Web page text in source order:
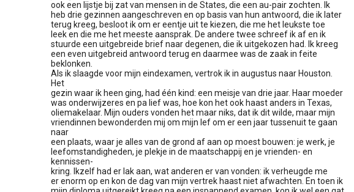
ook een lijstje bij zat van mensen in de States, die een au-pair zochten. Ik
heb drie gezinnen aangeschreven en op basis van hun antwoord, die ik later
terug kreeg, besloot ik om er eentje uit te kiezen, die me het leukste toe
leek en die me het meeste aansprak. De andere twee schreef ik af en ik
stuurde een uitgebreide brief naar degenen, die ik uitgekozen had. Ik kreeg
een even uitgebreid antwoord terug en daarmee was de zaak in feite
beklonken.
Als ik slaagde voor mijn eindexamen, vertrok ik in augustus naar Houston.
Het
gezin waar ik heen ging, had één kind: een meisje van drie jaar. Haar moeder
was onderwijzeres en pa lief was, hoe kon het ook haast anders in Texas,
oliemakelaar. Mijn ouders vonden het maar niks, dat ik dit wilde, maar mijn
vriendinnen bewonderden mij om mijn lef om er een jaar tussenuit te gaan
naar
een plaats, waar je alles van de grond af aan op moest bouwen: je werk, je
leefomstandigheden, je plekje in de maatschappij en je vrienden- en
kennissen-
kring. Ikzelf had er lak aan, wat anderen er van vonden: ik verheugde me
er enorm op en kon de dag van mijn vertrek haast niet afwachten. En toen ik